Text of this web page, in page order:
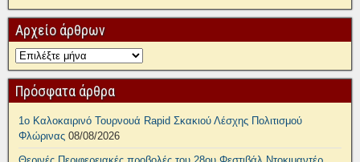
Αρχείο άρθρων
Πρόσφατα άρθρα
1ο Καλοκαιρινό Τουρνουά Rapid Σκακιού Λέσχης Πολιτισμού
Φλώρινας 08/08/2026